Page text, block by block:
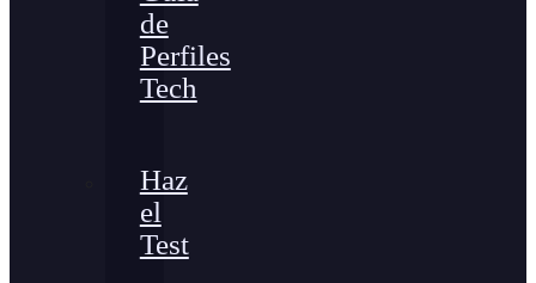
de
Perfiles
Tech
Haz
el
Test